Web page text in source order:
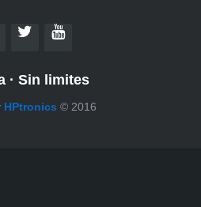
· Sin limites
HPtronics © 2016